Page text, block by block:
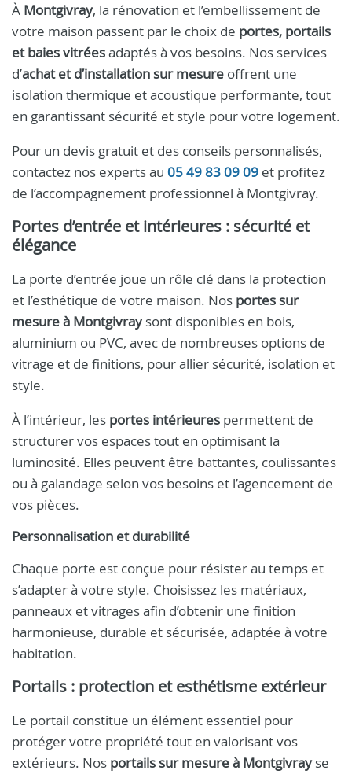
À Montgivray, la rénovation et l’embellissement de
votre maison passent par le choix de portes, portails
et baies vitréesadaptés à vos besoins. Nos services
d’achat et d’installation sur mesure offrent une
isolation thermique et acoustique performante, tout
en garantissant sécurité et style pour votre logement.
Pour un devis gratuit et des conseils personnalisés,
contactez nos experts au 05 49 83 09 09 et profitez
de l’accompagnement professionnel à Montgivray.
Portes d’entrée et intérieures : sécurité et
élégance
La porte d’entrée joue un rôle clé dans la protection
et l’esthétique de votre maison. Nos portes sur
mesure à Montgivraysont disponibles en bois,
aluminium ou PVC, avec de nombreuses options de
vitrage et de finitions, pour allier sécurité, isolation et
style.
À l’intérieur, les portes intérieures permettent de
structurer vos espaces tout en optimisant la
luminosité. Elles peuvent être battantes, coulissantes
ou à galandage selon vos besoins et l’agencement de
vos pièces.
Personnalisation et durabilité
Chaque porte est conçue pour résister au temps et
s’adapter à votre style. Choisissez les matériaux,
panneaux et vitrages afin d’obtenir une finition
harmonieuse, durable et sécurisée, adaptée à votre
habitation.
Portails : protection et esthétisme extérieur
Le portail constitue un élément essentiel pour
protéger votre propriété tout en valorisant vos
extérieurs. Nos portails sur mesure à Montgivrayse